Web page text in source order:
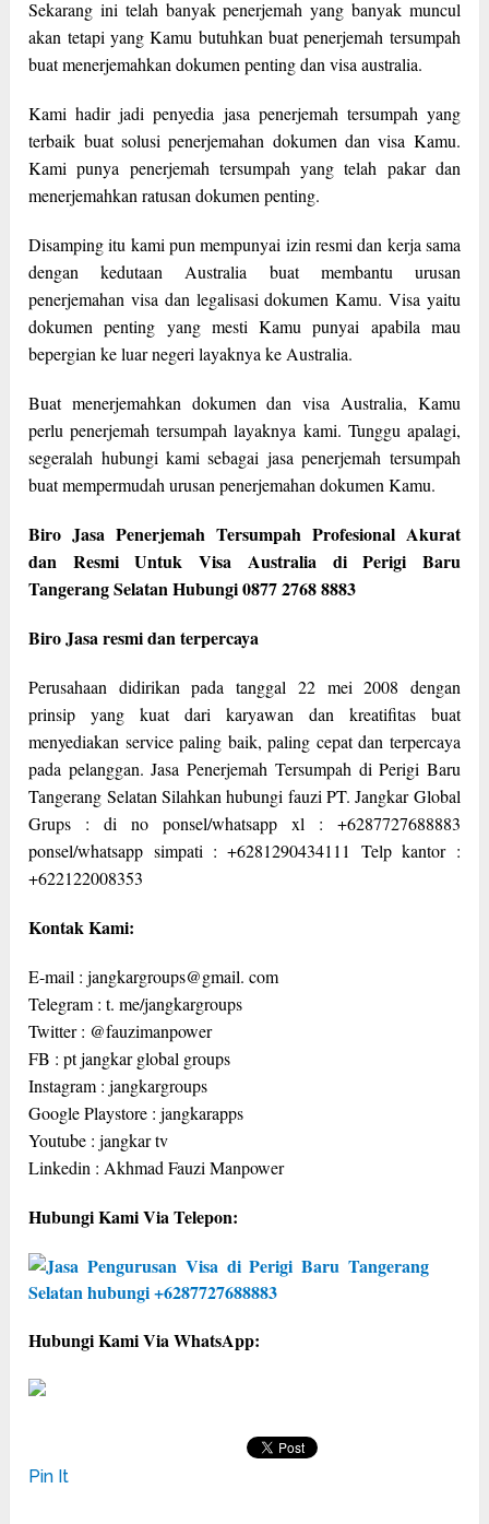
Sekarang ini telah banyak penerjemah yang banyak muncul
akan tetapi yang Kamu butuhkan buat penerjemah tersumpah
buat menerjemahkan dokumen penting dan visa australia.
Kami hadir jadi penyedia jasa penerjemah tersumpah yang
terbaik buat solusi penerjemahan dokumen dan visa Kamu.
Kami punya penerjemah tersumpah yang telah pakar dan
menerjemahkan ratusan dokumen penting.
Disamping itu kami pun mempunyai izin resmi dan kerja sama
dengan kedutaan Australia buat membantu urusan
penerjemahan visa dan legalisasi dokumen Kamu. Visa yaitu
dokumen penting yang mesti Kamu punyai apabila mau
bepergian ke luar negeri layaknya ke Australia.
Buat menerjemahkan dokumen dan visa Australia, Kamu
perlu penerjemah tersumpah layaknya kami. Tunggu apalagi,
segeralah hubungi kami sebagai jasa penerjemah tersumpah
buat mempermudah urusan penerjemahan dokumen Kamu.
Biro Jasa Penerjemah Tersumpah Profesional Akurat
dan Resmi Untuk Visa Australia di Perigi Baru
Tangerang Selatan Hubungi 0877 2768 8883
Biro Jasa resmi dan terpercaya
Perusahaan didirikan pada tanggal 22 mei 2008 dengan
prinsip yang kuat dari karyawan dan kreatifitas buat
menyediakan service paling baik, paling cepat dan terpercaya
pada pelanggan. Jasa Penerjemah Tersumpah di Perigi Baru
Tangerang Selatan Silahkan hubungi fauzi PT. Jangkar Global
Grups : di no ponsel/whatsapp xl : +6287727688883
ponsel/whatsapp simpati : +6281290434111 Telp kantor :
+622122008353
Kontak Kami:
E-mail : jangkargroups@gmail. com
Telegram : t. me/jangkargroups
Twitter : @fauzimanpower
FB : pt jangkar global groups
Instagram : jangkargroups
Google Playstore : jangkarapps
Youtube : jangkar tv
Linkedin : Akhmad Fauzi Manpower
Hubungi Kami Via Telepon:
Hubungi Kami Via WhatsApp:
Pin It